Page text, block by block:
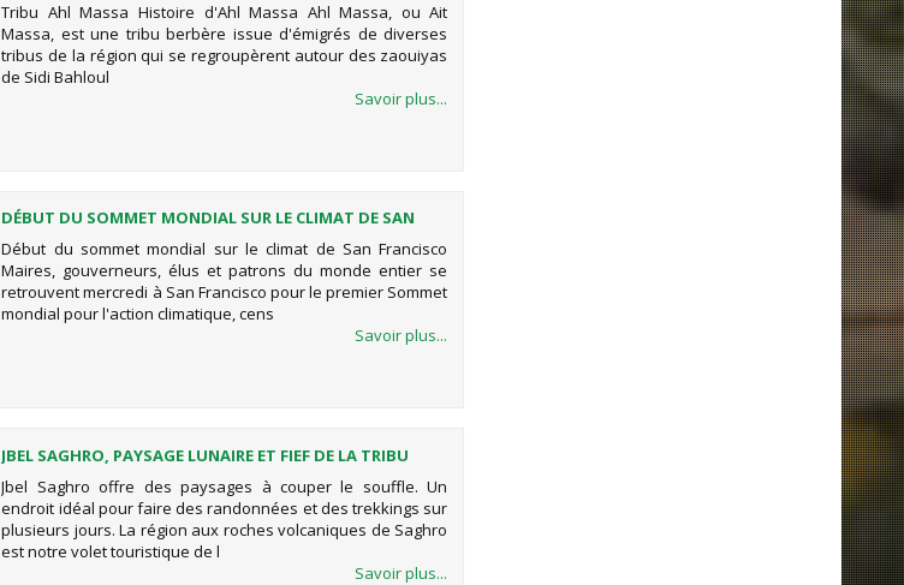
Tribu Ahl Massa Histoire d'Ahl Massa Ahl Massa, ou Ait
Massa, est une tribu berbère issue d'émigrés de diverses
tribus de la région qui se regroupèrent autour des zaouiyas
de Sidi Bahloul
Savoir plus...
DÉBUT DU SOMMET MONDIAL SUR LE CLIMAT DE SAN
FRANCISCO
Début du sommet mondial sur le climat de San Francisco
Maires, gouverneurs, élus et patrons du monde entier se
retrouvent mercredi à San Francisco pour le premier Sommet
mondial pour l'action climatique, cens
Savoir plus...
JBEL SAGHRO, PAYSAGE LUNAIRE ET FIEF DE LA TRIBU
NOMADE LÉGENDAIRE DES AIT ATTA
Jbel Saghro offre des paysages à couper le souffle. Un
endroit idéal pour faire des randonnées et des trekkings sur
plusieurs jours. La région aux roches volcaniques de Saghro
est notre volet touristique de l
Savoir plus...